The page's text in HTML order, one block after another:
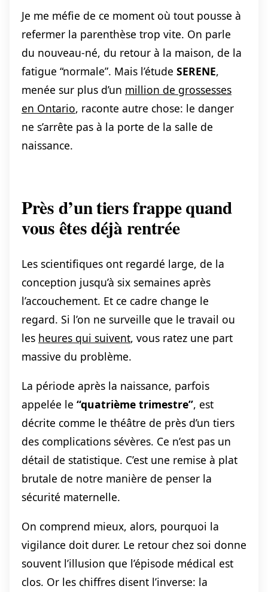
Je me méfie de ce moment où tout pousse à
refermer la parenthèse trop vite. On parle
du nouveau-né, du retour à la maison, de la
fatigue “normale”. Mais l’étude SERENE,
menée sur plus d’un million de grossesses
en Ontario, raconte autre chose: le danger
ne s’arrête pas à la porte de la salle de
naissance.
Près d’un tiers frappe quand
vous êtes déjà rentrée
Les scientifiques ont regardé large, de la
conception jusqu’à six semaines après
l’accouchement. Et ce cadre change le
regard. Si l’on ne surveille que le travail ou
les heures qui suivent, vous ratez une part
massive du problème.
La période après la naissance, parfois
appelée le “quatrième trimestre”, est
décrite comme le théâtre de près d’un tiers
des complications sévères. Ce n’est pas un
détail de statistique. C’est une remise à plat
brutale de notre manière de penser la
sécurité maternelle.
On comprend mieux, alors, pourquoi la
vigilance doit durer. Le retour chez soi donne
souvent l’illusion que l’épisode médical est
clos. Or les chiffres disent l’inverse: la